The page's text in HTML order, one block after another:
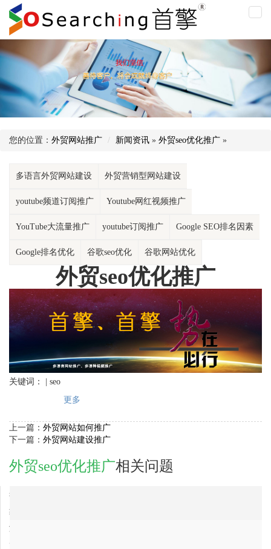
外
seo
化
推
您的位置： 外贸网站推广 新闻资讯 » 外贸seo优化推广 »
多语言外贸网站建设 外贸营销型网站建设
youtube频道订阅推广 Youtube网红视频推广
YouTube大流量推广 youtube订阅推广 Google SEO排名因素
Google排名优化 谷歌seo优化 谷歌网站优化
外贸seo优化推广
关键词： | seo
更多
上一篇： 外贸网站如何推广
下一篇： 外贸网站建设推广
外贸seo优化推广相关问题
葫芦岛市外贸seo优化推广网络推广公司排行
鞍山市外贸seo优化推广公司最好的是哪家？
滁州市外贸seo优化推广公司，最专业的？
云南省外贸seo优化推广公司最有实力的？